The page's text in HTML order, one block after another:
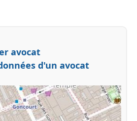
avocat
d'un avocat